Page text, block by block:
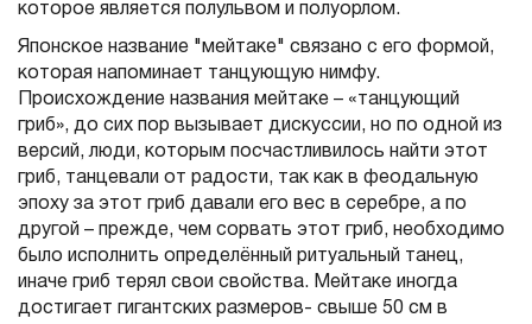
которое является полульвом и полуорлом.
Японское название "мейтаке" связано с его формой,
которая напоминает танцующую нимфу.
Происхождение названия мейтаке – «танцующий
гриб», до сих пор вызывает дискуссии, но по одной из
версий, люди, которым посчастливилось найти этот
гриб, танцевали от радости, так как в феодальную
эпоху за этот гриб давали его вес в серебре, а по
другой – прежде, чем сорвать этот гриб, необходимо
было исполнить определённый ритуальный танец,
иначе гриб терял свои свойства. Мейтаке иногда
достигает гигантских размеров- свыше 50 см в